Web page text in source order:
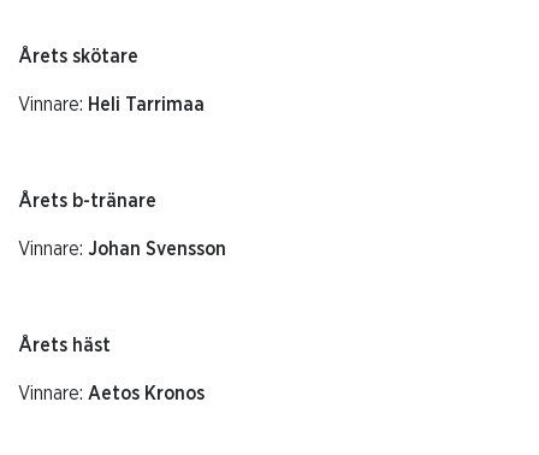
Årets skötare
Vinnare: Heli Tarrimaa
Årets b-tränare
Vinnare: Johan Svensson
Årets häst
Vinnare: Aetos Kronos